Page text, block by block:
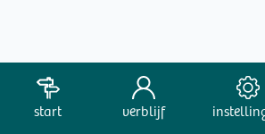
start verblijf